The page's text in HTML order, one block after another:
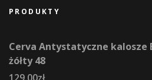
PRODUKTY
Cerva Antystatyczne kalosze
żółty 48